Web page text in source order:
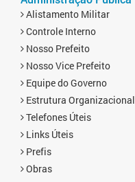
Alistamento Militar
Controle Interno
Nosso Prefeito
Nosso Vice Prefeito
Equipe do Governo
Estrutura Organizacional
Telefones Úteis
Links Úteis
Prefis
Obras